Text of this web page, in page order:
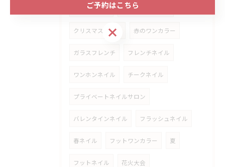
大人かわいい マグネットネイル
クリスマスネイル 赤のワンカラー
ガラスフレンチ フレンチネイル
ワンホンネイル チークネイル
プライベートネイルサロン
バレンタインネイル フラッシュネイル
春ネイル フットワンカラー 夏
フットネイル 花火大会
ご予約はこちら
ご予約はこちら